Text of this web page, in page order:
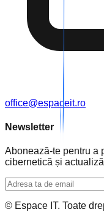
office@espaceit.ro
Newsletter
Abonează-te pentru a
cibernetică și
© Espace IT. Toate